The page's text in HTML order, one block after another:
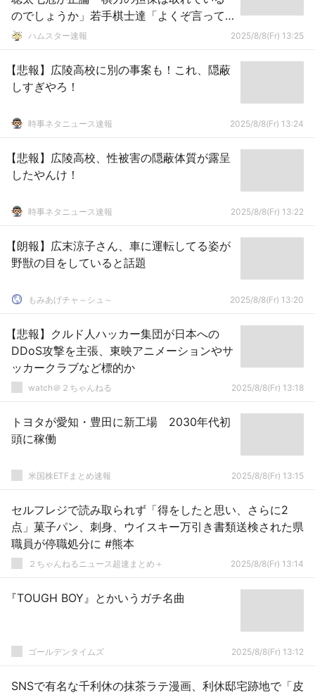
のでしょうか」若手棋士達「よくぞ言って
くれた」
ハムスター速報 2025/8/8(Fr) 13:25
【悲報】広陵高校に別の事案も！これ、隠蔽
しすぎやろ！
時事ネタニュース速報 2025/8/8(Fr) 13:24
【悲報】広陵高校、性被害の隠蔽体質が露呈
したやんけ！
時事ネタニュース速報 2025/8/8(Fr) 13:22
【朗報】広末涼子さん、車に運転してる姿が
野獣の目をしていると話題
もみあげチャ～シュ～ 2025/8/8(Fr) 13:20
【悲報】クルド人ハッカー集団が日本への
DDoS攻撃を主張、東映アニメーションやサ
ッカークラブなど標的か
watch＠２ちゃんねる 2025/8/8(Fr) 13:18
トヨタが愛知・豊田に新工場 2030年代初
頭に稼働
米国株ETFまとめ速報 2025/8/8(Fr) 13:15
セルフレジで読み取られず「得をしたと思い、さらに2
点」菓子パン、刺身、ウイスキー万引き書類送検された県
職員が停職処分に #熊本
２ちゃんねるニュース超速まとめ＋ 2025/8/8(Fr) 13:14
『TOUGH BOY』とかいうガチ名曲
ゴールデンタイムズ 2025/8/8(Fr) 13:12
SNSで有名な千利休の抹茶ラテ漫画、利休邸宅跡地で「皮